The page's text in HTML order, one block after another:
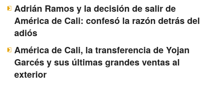
Adrián Ramos y la decisión de salir de
América de Cali: confesó la razón detrás del
adiós
América de Cali, la transferencia de Yojan
Garcés y sus últimas grandes ventas al
exterior